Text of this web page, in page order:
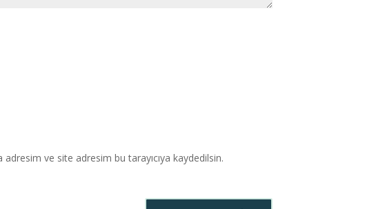
ve site adresim bu tarayıcıya kaydedilsin.